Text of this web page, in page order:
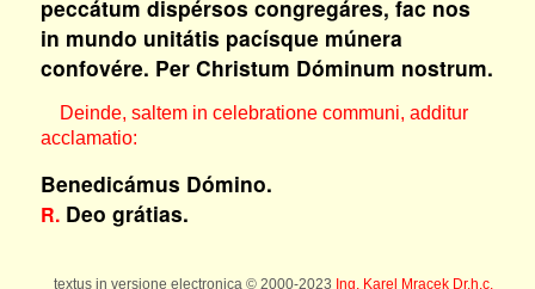
peccátum dispérsos congregáres, fac nos
in mundo unitátis pacísque múnera
confovére. Per Christum Dóminum nostrum.
Deinde, saltem in celebratione communi, additur
acclamatio:
Benedicámus Dómino.
R.Deo grátias.
textus in versione electronica © 2000-2023 Ing. Karel Mracek Dr.h.c.